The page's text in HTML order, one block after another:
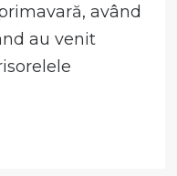
având
au venit